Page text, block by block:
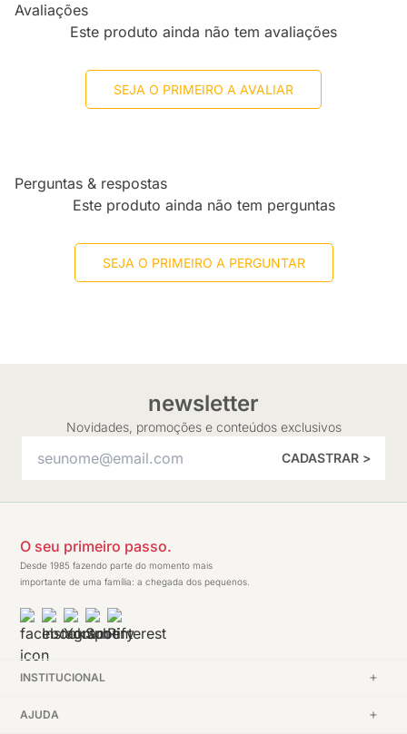
Avaliações
Este produto ainda não tem avaliações
SEJA O PRIMEIRO A AVALIAR
Perguntas & respostas
Este produto ainda não tem perguntas
SEJA O PRIMEIRO A PERGUNTAR
newsletter
Novidades, promoções e conteúdos exclusivos
CADASTRAR >
O seu primeiro passo.
Desde 1985 fazendo parte do momento mais
importante de uma família: a chegada dos pequenos.
INSTITUCIONAL
AJUDA